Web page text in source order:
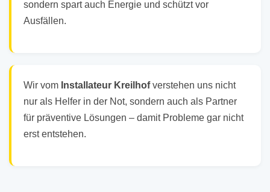
sondern spart auch Energie und schützt vor
Ausfällen.
Wir vom Installateur Kreilhofverstehen uns nicht
nur als Helfer in der Not, sondern auch als Partner
für präventive Lösungen – damit Probleme gar nicht
erst entstehen.